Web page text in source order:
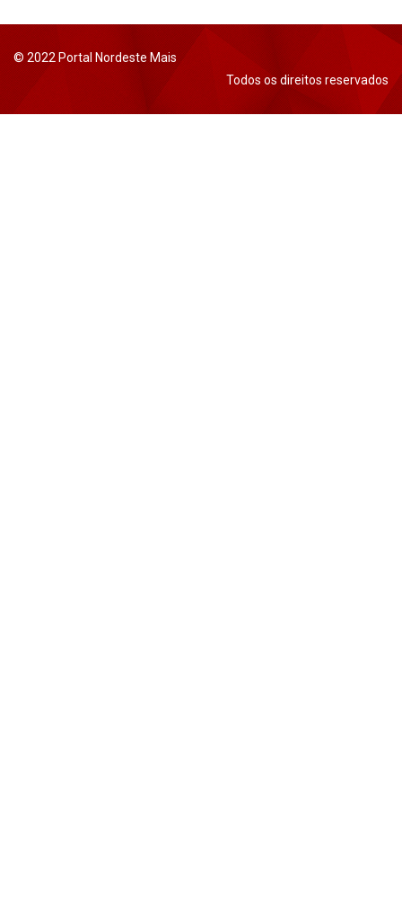
© 2022 Portal Nordeste Mais
Todos os direitos reservados